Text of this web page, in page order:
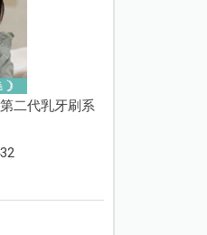
第二代乳牙刷系